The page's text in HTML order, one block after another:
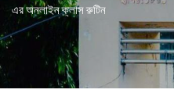
এর অনলাইন ক্লাস রুটিন